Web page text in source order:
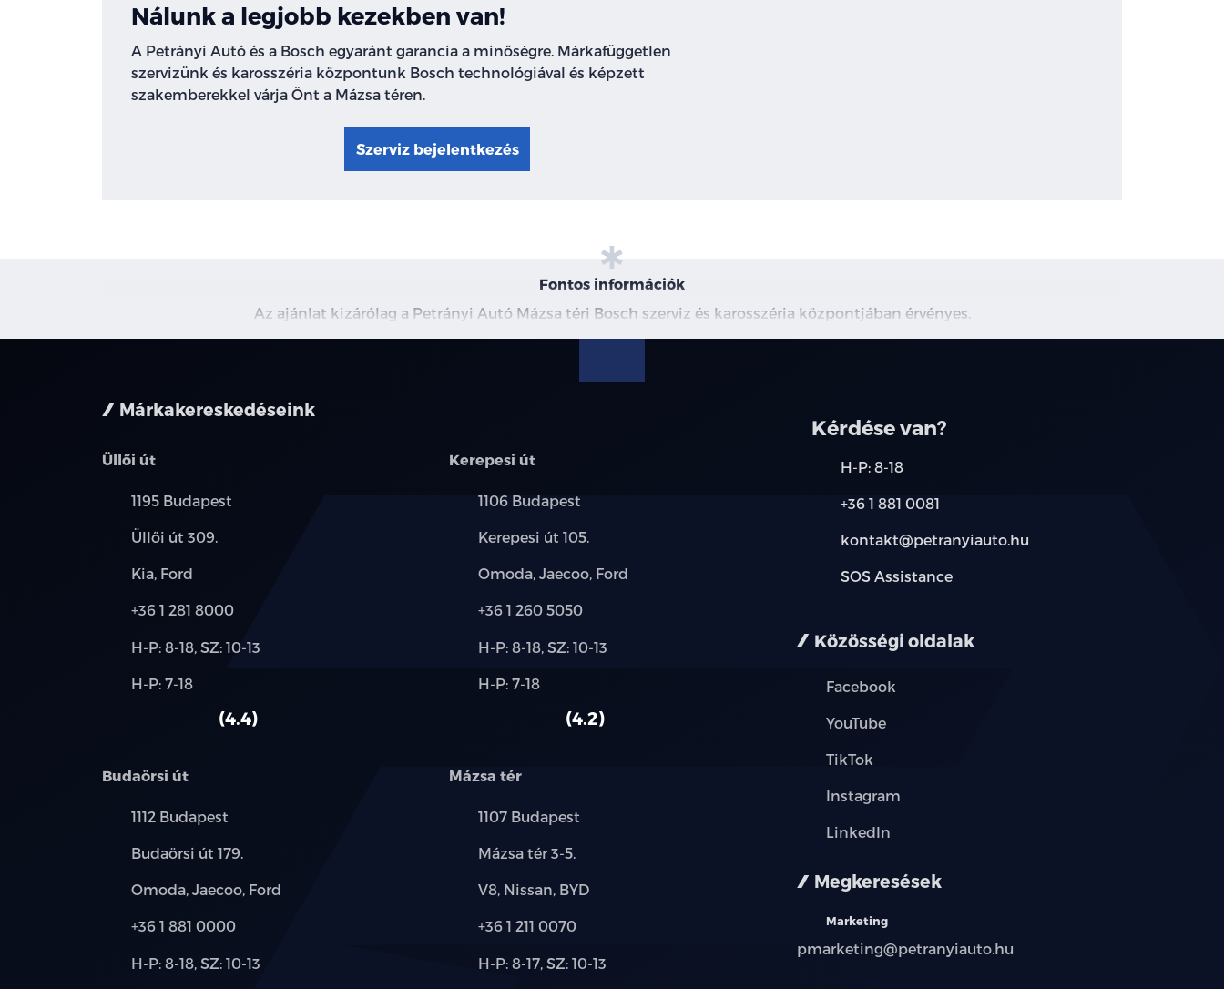
Nálunk a legjobb kezekben van!
A Petrányi Autó és a Bosch egyaránt garancia a minőségre. Márkafüggetlen
szervizünk és karosszéria központunk Bosch technológiával és képzett
szakemberekkel várja Önt a Mázsa téren.
Szerviz bejelentkezés
Fontos információk
Az ajánlat kizárólag a Petrányi Autó Mázsa téri Bosch szerviz és karosszéria központjában érvényes.
Márkakereskedéseink
Üllői út
Település:
1195 Budapest
Cím:
Üllői út 309.
Márkák:
Kia, Ford
Telefon:
+36 1 281 8000
Új-
használt
H-P: 8-18, SZ: 10-13
Alkatrész,
H-P: 7-18
4.4
Kerepesi út
Település:
1106 Budapest
Cím:
Kerepesi út 105.
Márkák:
Omoda, Jaecoo, Ford
Telefon:
+36 1 260 5050
Új-
használt
H-P: 8-18, SZ: 10-13
Alkatrész,
H-P: 7-18
4.2
Budaörsi út
Település:
1112 Budapest
Cím:
Budaörsi út 179.
Márkák:
Omoda, Jaecoo, Ford
Telefon:
+36 1 881 0000
Új-
H-P: 8-18, SZ: 10-13
Mázsa tér
Település:
1107 Budapest
Cím:
Mázsa tér 3-5.
Márkák:
V8, Nissan, BYD
Telefon:
+36 1 211 0070
Új-
H-P: 8-17, SZ: 10-13
Kérdése van?
H-P: 8-18
+36 1 881 0081
kontakt@petranyiauto.hu
SOS Assistance
Közösségi oldalak
Facebook
YouTube
TikTok
Instagram
LinkedIn
Megkeresések
Marketing
pmarketing@petranyiauto.hu